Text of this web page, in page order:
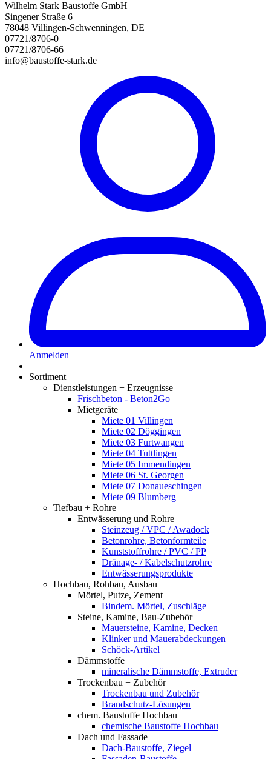
Wilhelm Stark Baustoffe GmbH
Singener Straße 6
78048 Villingen-Schwenningen, DE
07721/8706-0
07721/8706-66
info@baustoffe-stark.de
Anmelden
Sortiment
Dienstleistungen + Erzeugnisse
Frischbeton - Beton2Go
Mietgeräte
Miete 01 Villingen
Miete 02 Döggingen
Miete 03 Furtwangen
Miete 04 Tuttlingen
Miete 05 Immendingen
Miete 06 St. Georgen
Miete 07 Donaueschingen
Miete 09 Blumberg
Tiefbau + Rohre
Entwässerung und Rohre
Steinzeug / VPC / Awadock
Betonrohre, Betonformteile
Kunststoffrohre / PVC / PP
Dränage- / Kabelschutzrohre
Entwässerungsprodukte
Hochbau, Rohbau, Ausbau
Mörtel, Putze, Zement
Bindem. Mörtel, Zuschläge
Steine, Kamine, Bau-Zubehör
Mauersteine, Kamine, Decken
Klinker und Mauerabdeckungen
Schöck-Artikel
Dämmstoffe
mineralische Dämmstoffe, Extruder
Trockenbau + Zubehör
Trockenbau und Zubehör
Brandschutz-Lösungen
chem. Baustoffe Hochbau
chemische Baustoffe Hochbau
Dach und Fassade
Dach-Baustoffe, Ziegel